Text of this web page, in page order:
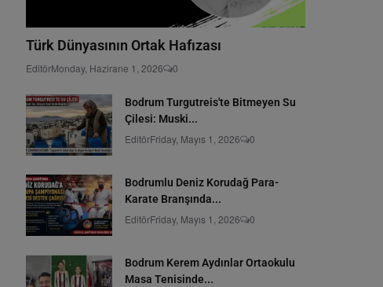
Türk Dünyasının Ortak Hafızası
EditörMonday, Hazirane 1, 2026 0
Bodrum Turgutreis'te Bitmeyen Su
Çilesi: Muski...
EditörFriday, Mayıs 1, 2026 0
Bodrumlu Deniz Korudağ Para-
Karate Branşında...
EditörFriday, Mayıs 1, 2026 0
Bodrum Kerem Aydınlar Ortaokulu
Masa Tenisinde...